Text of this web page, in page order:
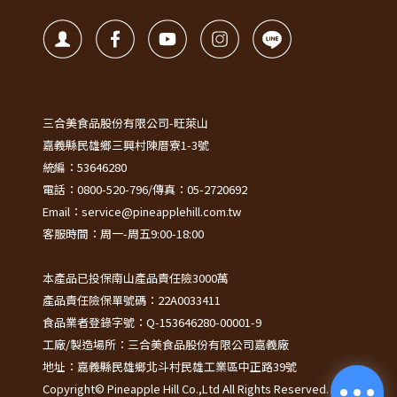
三合美食品股份有限公司-旺萊山
嘉義縣民雄鄉三興村陳厝寮1-3號
統編：53646280
電話：0800-520-796/傳真：05-2720692
Email：service@pineapplehill.com.tw
客服時間：周一-周五9:00-18:00
本產品已投保南山產品責任險3000萬
產品責任險保單號碼：22A0033411
食品業者登錄字號：Q-153646280-00001-9
工廠/製造場所：三合美食品股份有限公司嘉義廠
地址：嘉義縣民雄鄉北斗村民雄工業區中正路39號
Copyright© Pineapple Hill Co.,Ltd All Rights Reserved.